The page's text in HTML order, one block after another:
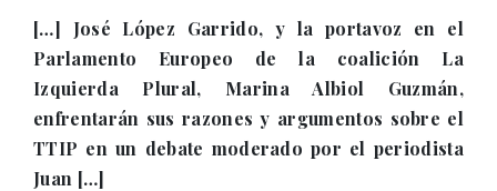
[…] José López Garrido, y la portavoz en el
Parlamento Europeo de la coalición La
Izquierda Plural, Marina Albiol Guzmán,
enfrentarán sus razones y argumentos sobre el
TTIP en un debate moderado por el periodista
Juan […]